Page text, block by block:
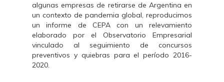
algunas empresas de retirarse de Argentina en
un contexto de pandemia global, reproducimos
un informe de CEPA con un relevamiento
elaborado por el Observatorio Empresarial
vinculado al seguimiento de concursos
preventivos y quiebras para el período 2016-
2020.